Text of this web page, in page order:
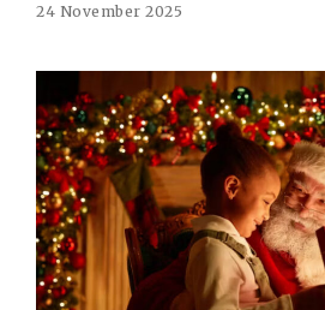
24 November 2025